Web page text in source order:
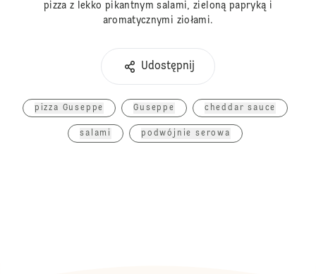
pizza z lekko pikantnym salami, zieloną papryką i
aromatycznymi ziołami.
Udostępnij
pizza Guseppe Guseppe cheddar sauce
salami podwójnie serowa